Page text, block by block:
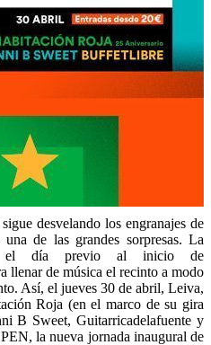
desvelando los engranajes de
de las grandes sorpresas. La
el día previo al inicio de
llenar de música el recinto a modo
Así, el jueves 30 de abril, Leiva,
Roja (en el marco de su gira
B Sweet, Guitarricadelafuente y
la nueva jornada inaugural de